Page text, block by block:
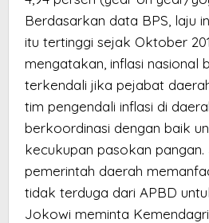
Berdasarkan data BPS, laju
itu tertinggi sejak Oktober
mengatakan, inflasi nasional
terkendali jika pejabat
tim pengendali inflasi di
berkoordinasi dengan baik
kecukupan pasokan
pemerintah daerah
tidak terduga dari APBD
Jokowi meminta